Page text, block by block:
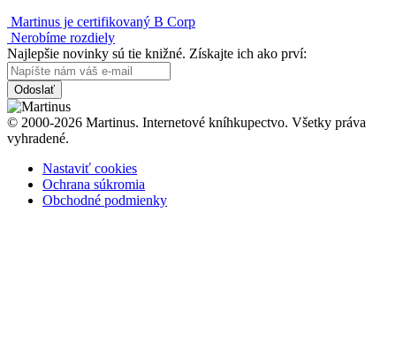
Martinus je certifikovaný B Corp
Nerobíme rozdiely
Najlepšie novinky sú tie knižné. Získajte ich ako prví:
Odoslať
© 2000-2026 Martinus. Internetové kníhkupectvo. Všetky práva
vyhradené.
Nastaviť cookies
Ochrana súkromia
Obchodné podmienky